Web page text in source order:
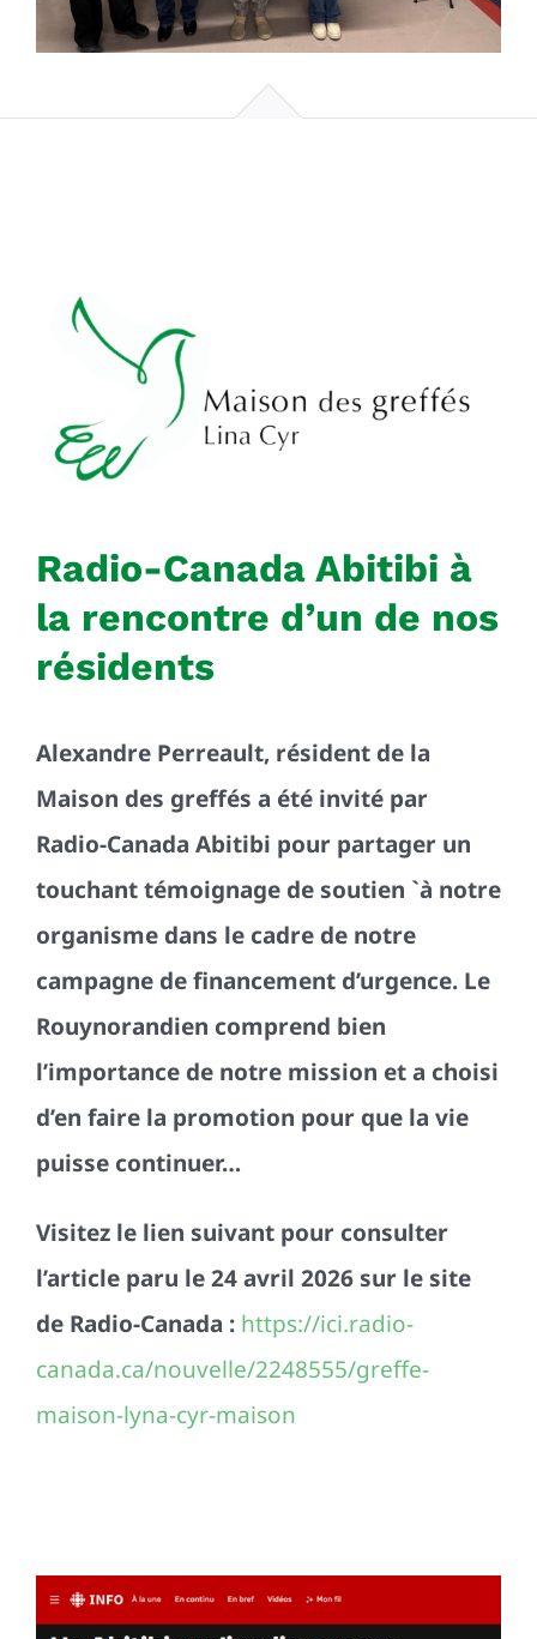
Radio-Canada Abitibi à
la rencontre d’un de nos
résidents
Alexandre Perreault, résident de la
Maison des greffés a été invité par
Radio-Canada Abitibi pour partager un
touchant témoignage de soutien `à notre
organisme dans le cadre de notre
campagne de financement d’urgence. Le
Rouynorandien comprend bien
l’importance de notre mission et a choisi
d’en faire la promotion pour que la vie
puisse continuer…
Visitez le lien suivant pour consulter
l’article paru le 24 avril 2026 sur le site
de Radio-Canada : https://ici.radio-
canada.ca/nouvelle/2248555/greffe-
maison-lyna-cyr-maison